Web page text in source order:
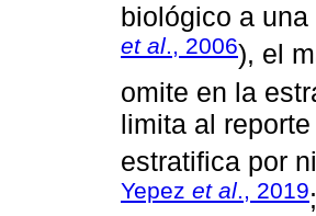
biológico a
et al., 2006), el
omite en la
limita al
estratifica por
Yepez et al., 2019;